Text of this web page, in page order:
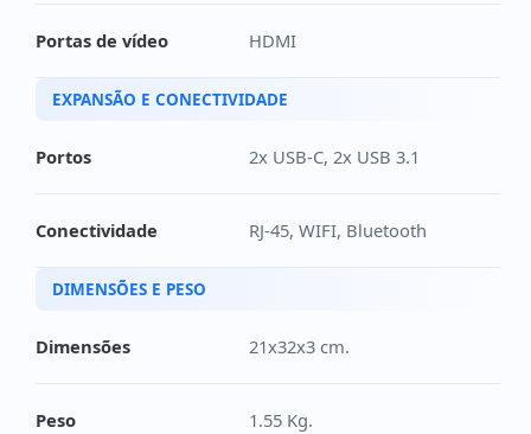
Portas de vídeo HDMI
EXPANSÃO E CONECTIVIDADE
Portos 2x USB-C, 2x USB 3.1
Conectividade RJ-45, WIFI, Bluetooth
DIMENSÕES E PESO
Dimensões 21x32x3 cm.
Peso 1.55 Kg.